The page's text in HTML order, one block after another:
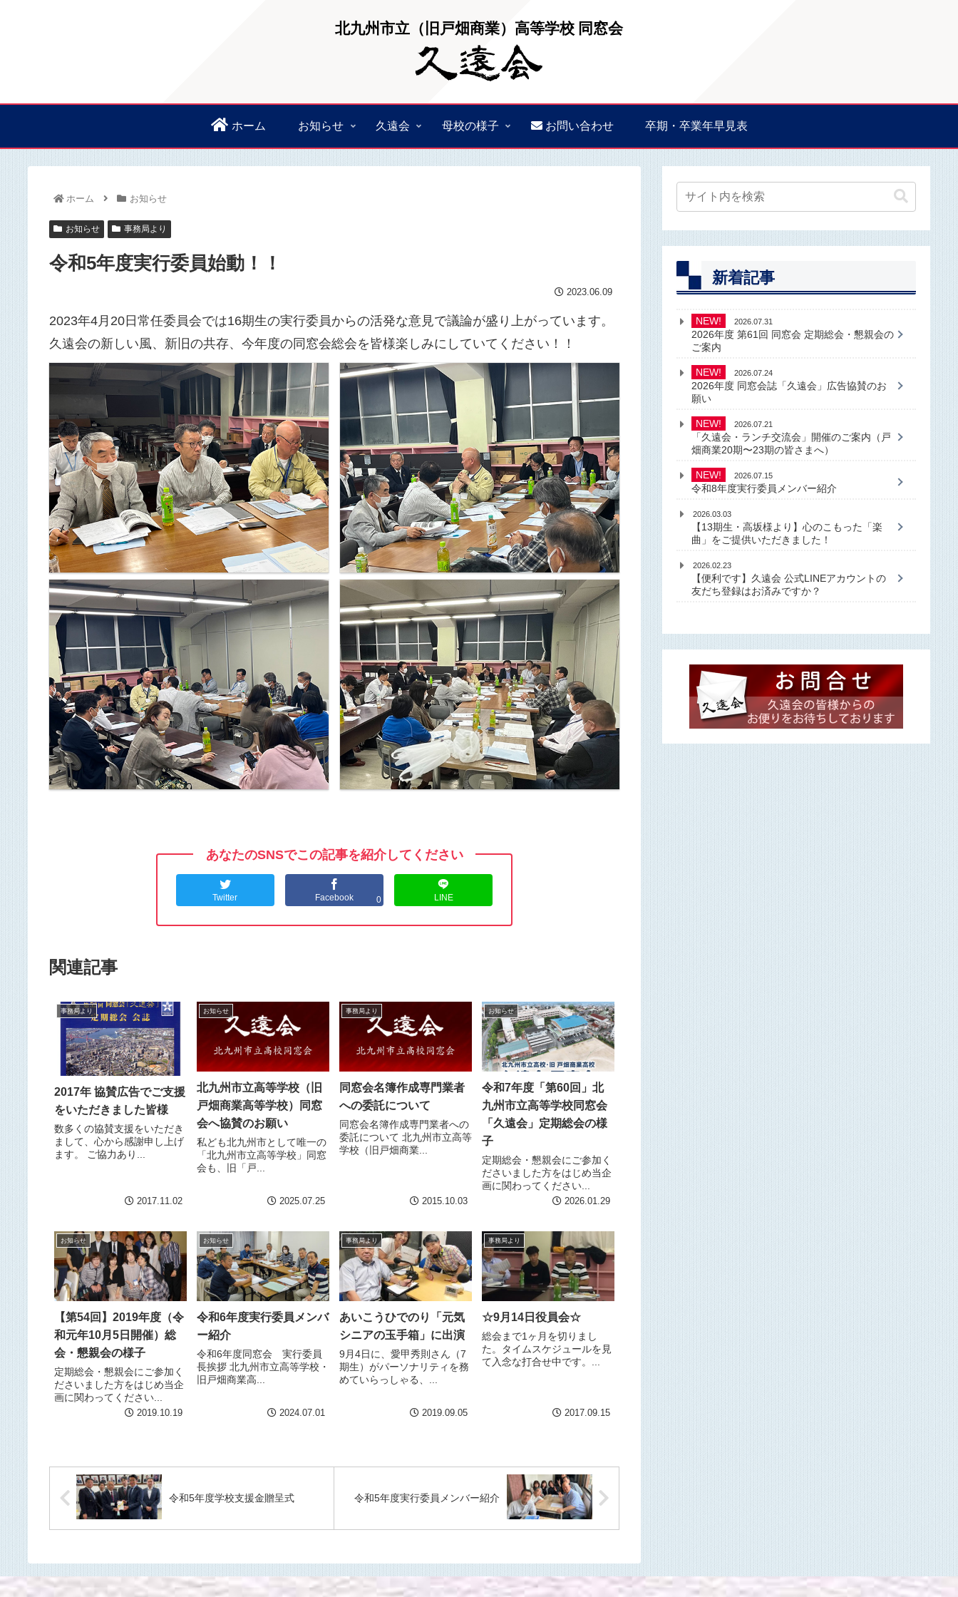
北九州市立（旧戸畑商業）高等学校 同窓会
ホーム お知らせ 久遠会 母校の様子 お問い合わせ 卒期・卒業年早見表
ホーム お知らせ
お知らせ 事務局より
令和5年度実行委員始動！！
2023.06.09
2023年4月20日常任委員会では16期生の実行委員からの活発な意見で議論が盛り上がっています。
久遠会の新しい風、新旧の共存、今年度の同窓会総会を皆様楽しみにしていてください！！
あなたのSNSでこの記事を紹介してください
Twitter Facebook 0 LINE
関連記事
事務局より
2017年 協賛広告でご支援
をいただきました皆様
数多くの協賛支援をいただき
まして、心から感謝申し上げ
ます。 ご協力あり...
2017.11.02
お知らせ
北九州市立高等学校（旧
戸畑商業高等学校）同窓
会へ協賛のお願い
私ども北九州市として唯一の
「北九州市立高等学校」同窓
会も、旧「戸...
2025.07.25
事務局より
同窓会名簿作成専門業者
への委託について
同窓会名簿作成専門業者への
委託について 北九州市立高等
学校（旧戸畑商業...
2015.10.03
お知らせ
令和7年度「第60回」北
九州市立高等学校同窓会
「久遠会」定期総会の様
子
定期総会・懇親会にご参加く
ださいました方をはじめ当企
画に関わってください...
2026.01.29
お知らせ
【第54回】2019年度（令
和元年10月5日開催）総
会・懇親会の様子
定期総会・懇親会にご参加く
ださいました方をはじめ当企
画に関わってください...
2019.10.19
お知らせ
令和6年度実行委員メンバ
ー紹介
令和6年度同窓会 実行委員
長挨拶 北九州市立高等学校・
旧戸畑商業高...
2024.07.01
事務局より
あいこうひでのり「元気
シニアの玉手箱」に出演
9月4日に、愛甲秀則さん（7
期生）がパーソナリティを務
めていらっしゃる、...
2019.09.05
事務局より
☆9月14日役員会☆
総会まで1ヶ月を切りまし
た。タイムスケジュールを見
て入念な打合せ中です。...
2017.09.15
令和5年度学校支援金贈呈式 令和5年度実行委員メンバー紹介
新着記事
NEW! 2026.07.31
2026年度 第61回 同窓会 定期総会・懇親会の
ご案内
NEW! 2026.07.24
2026年度 同窓会誌「久遠会」広告協賛のお
願い
NEW! 2026.07.21
「久遠会・ランチ交流会」開催のご案内 （戸
畑商業20期〜23期の皆さまへ）
NEW! 2026.07.15
令和8年度実行委員メンバー紹介
2026.03.03
【13期生・高坂様より】心のこもった「楽
曲」をご提供いただきました！
2026.02.23
【便利です】久遠会 公式LINEアカウントの
友だち登録はお済みですか？